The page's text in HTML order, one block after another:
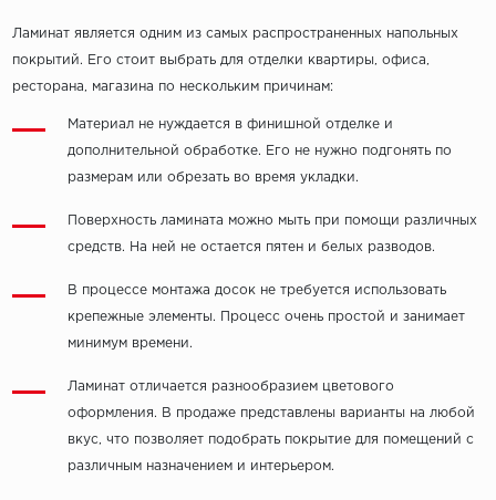
Ламинат является одним из самых распространенных напольных
покрытий. Его стоит выбрать для отделки квартиры, офиса,
ресторана, магазина по нескольким причинам:
Материал не нуждается в финишной отделке и
дополнительной обработке. Его не нужно подгонять по
размерам или обрезать во время укладки.
Поверхность ламината можно мыть при помощи различных
средств. На ней не остается пятен и белых разводов.
В процессе монтажа досок не требуется использовать
крепежные элементы. Процесс очень простой и занимает
минимум времени.
Ламинат отличается разнообразием цветового
оформления. В продаже представлены варианты на любой
вкус, что позволяет подобрать покрытие для помещений с
различным назначением и интерьером.